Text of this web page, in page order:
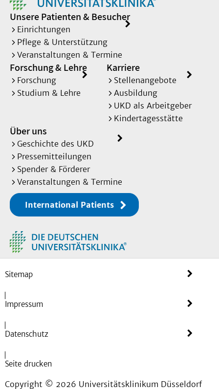
Unsere Patienten & Besucher
Einrichtungen
Pflege & Unterstützung
Veranstaltungen & Termine
Forschung & Lehre
Forschung
Studium & Lehre
Karriere
Stellenangebote
Ausbildung
UKD als Arbeitgeber
Kindertagesstätte
Über uns
Geschichte des UKD
Pressemitteilungen
Spender & Förderer
Veranstaltungen & Termine
International Patients
Sitemap
Impressum
Datenschutz
Seite drucken
Copyright © 2026 Universitätsklinikum Düsseldorf